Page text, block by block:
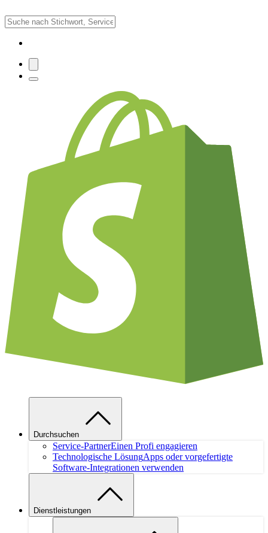
Durchsuchen
Service-PartnerEinen Profi engagieren
Technologische LösungApps oder vorgefertigte
Software-Integrationen verwenden
Dienstleistungen